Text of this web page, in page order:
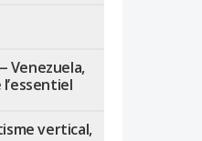
Venezuela,
vertical,